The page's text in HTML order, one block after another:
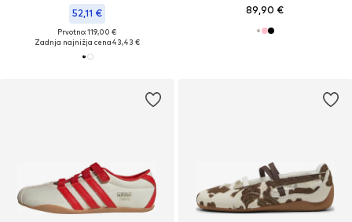
52,11 €
Prvotno: 119,00 €
Zadnja najnižja cena43,43 €
89,90 €